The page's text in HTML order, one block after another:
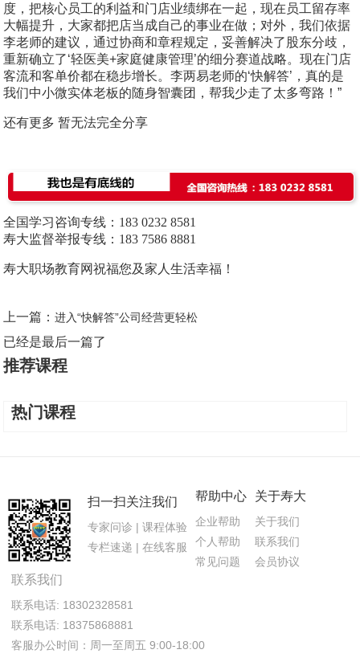
度，把核心员工的利益和门店业绩绑在一起，现在员工留存率
大幅提升，大家都把店当成自己的事业在做；对外，我们依据
李老师的建议，通过协商和章程规定，妥善解决了股东分歧，
重新确立了‘轻医美+家庭健康管理’的细分赛道战略。现在门店
客流和客单价都在稳步增长。李两易老师的‘快解答’，真的是
我们中小微实体老板的随身智囊团，帮我少走了太多弯路！”
还有更多 暂无法完全分享
全国学习咨询专线：183 0232 8581
寿大监督举报专线：183 7586 8881
寿大职场教育网祝福您及家人生活幸福！
上一篇：进入“快解答”公司经营更轻松
已经是最后一篇了
推荐课程
热门课程
扫一扫关注我们
专家问诊 | 课程体验
专栏速递 | 在线客服
帮助中心
企业帮助
个人帮助
常见问题
关于寿大
关于我们
联系我们
会员协议
联系我们
联系电话: 18302328581
联系电话: 18375868881
客服办公时间：周一至周五 9:00-18:00